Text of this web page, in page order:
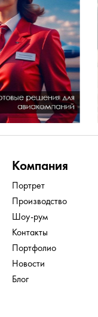
Компания
Портрет
Производство
Шоу-рум
Контакты
Портфолио
Новости
Блог